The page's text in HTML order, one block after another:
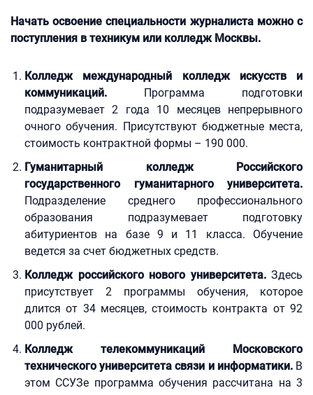
Начать освоение специальности журналиста можно с
поступления в техникум или колледж Москвы.
Колледж международный колледж искусств и
коммуникаций. Программа подготовки
подразумевает 2 года 10 месяцев непрерывного
очного обучения. Присутствуют бюджетные места,
стоимость контрактной формы – 190 000.
Гуманитарный колледж Российского
государственного гуманитарного университета.
Подразделение среднего профессионального
образования подразумевает подготовку
абитуриентов на базе 9 и 11 класса. Обучение
ведется за счет бюджетных средств.
Колледж российского нового университета.Здесь
присутствует 2 программы обучения, которое
длится от 34 месяцев, стоимость контракта от 92
000 рублей.
Колледж телекоммуникаций Московского
технического университета связи и информатики. В
этом ССУЗе программа обучения рассчитана на 3